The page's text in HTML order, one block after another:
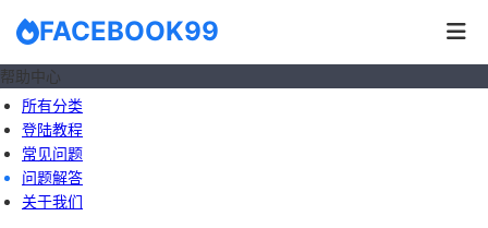
FACEBOOK99
帮助中心
所有分类
登陆教程
常见问题
问题解答
关于我们